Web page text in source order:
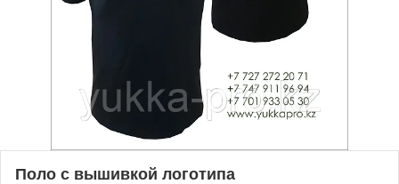
Поло с вышивкой логотипа